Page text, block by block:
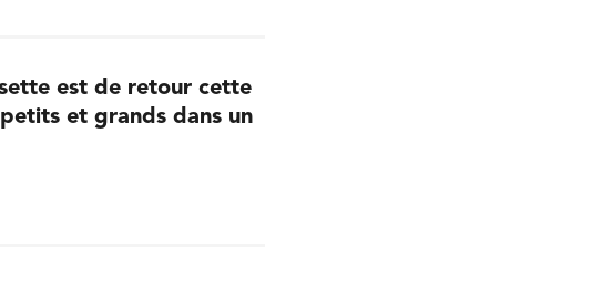
est de retour cette
et grands dans un